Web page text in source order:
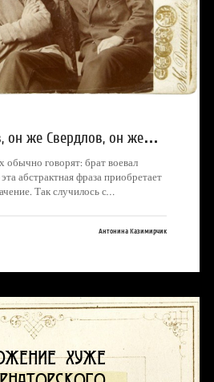
он же Свердлов, он же…
обычно говорят: брат воевал
абстрактная фраза приобретает
Так случилось с…
Антонина Казимирчик
хуже